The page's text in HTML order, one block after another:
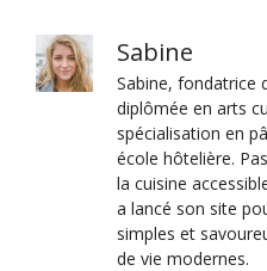
Sabine
Sabine, fondatrice
diplômée en arts
spécialisation en
école hôtelière.
la cuisine
a lancé son site
simples et
de vie modernes.